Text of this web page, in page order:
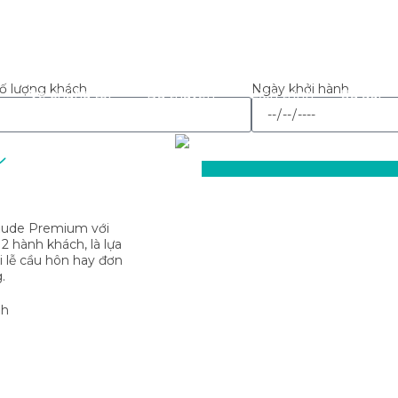
Về chúng tôi Du thuyền Lịch trình Ưu đãi
lượng khách
Ngày khởi hành
Premium với
hành khách, là lựa
cầu hôn hay đơn